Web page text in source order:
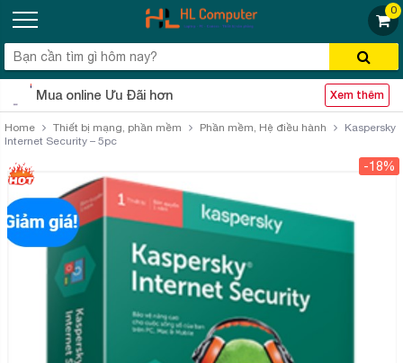
0
Mua online Ưu Đãi hơn Xem thêm
Home Thiết bị mạng, phần mềm Phần mềm, Hệ điều hành
Kaspersky
Internet Security – 5pc
-18%